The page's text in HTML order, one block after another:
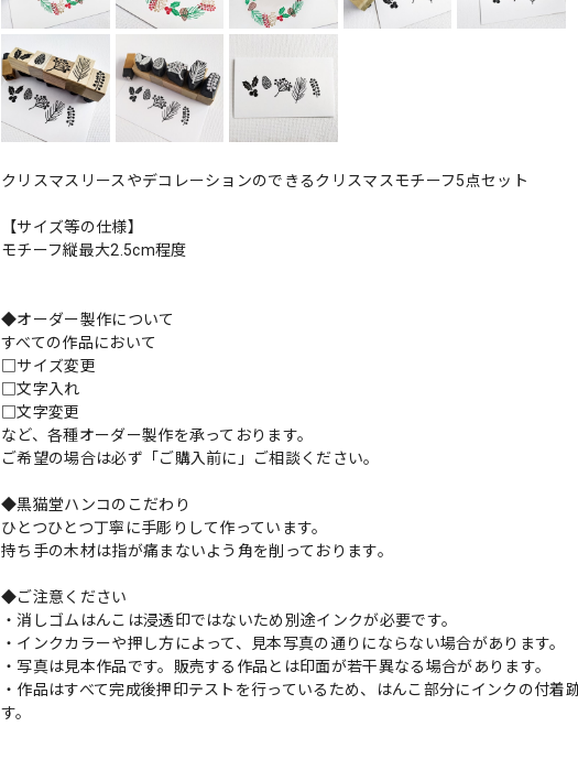
クリスマスリースやデコレーションのできるクリスマスモチーフ5点セット
【サイズ等の仕様】
モチーフ縦最大2.5cm程度
◆オーダー製作について
すべての作品において
□サイズ変更
□文字入れ
□文字変更
など、各種オーダー製作を承っております。
ご希望の場合は必ず「ご購入前に」ご相談ください。
◆黒猫堂ハンコのこだわり
ひとつひとつ丁寧に手彫りして作っています。
持ち手の木材は指が痛まないよう角を削っております。
◆ご注意ください
・消しゴムはんこは浸透印ではないため別途インクが必要です。
・インクカラーや押し方によって、見本写真の通りにならない場合があります。
・写真は見本作品です。販売する作品とは印面が若干異なる場合があります。
・作品はすべて完成後押印テストを行っているため、はんこ部分にインクの付
す。